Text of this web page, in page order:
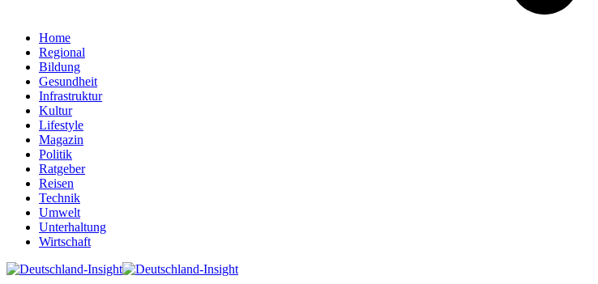
Home
Regional
Bildung
Gesundheit
Infrastruktur
Kultur
Lifestyle
Magazin
Politik
Ratgeber
Reisen
Technik
Umwelt
Unterhaltung
Wirtschaft